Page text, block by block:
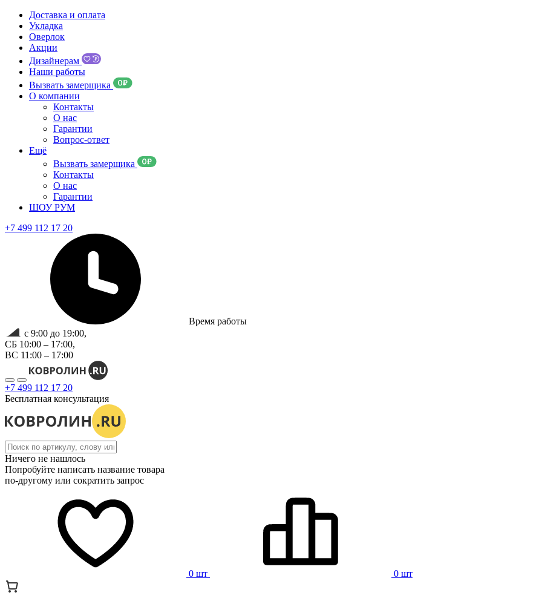
Доставка и оплата
Укладка
Оверлок
Акции
Дизайнерам
Наши работы
Вызвать замерщика
О компании
Контакты
О нас
Гарантии
Вопрос-ответ
Ещё
Вызвать замерщика
Контакты
О нас
Гарантии
ШОУ РУМ
+7 499 112 17 20
Время работы
с 9:00 до 19:00,
СБ 10:00 – 17:00,
ВС 11:00 – 17:00
+7 499 112 17 20
Бесплатная консультация
Ничего не нашлось
Попробуйте написать название товара
по-другому или сократить запрос
0 шт 0 шт